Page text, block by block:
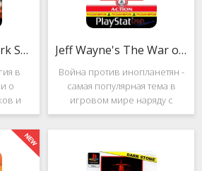
Warcraft 2: The Dark Saga
в
о
и
Dark
в
Jeff Wayne's The War of the Worlds
Война против инопланетян -
самая популярная тема в
игровом мире наряду с
войнами против
террористов и зомби. Здесь
народы объединяются в